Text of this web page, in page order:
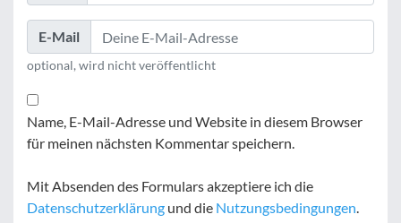
E-Mail
optional, wird nicht veröffentlicht
Name, E-Mail-Adresse und Website in diesem Browser
für meinen nächsten Kommentar speichern.
Mit Absenden des Formulars akzeptiere ich die
Datenschutzerklärung und die Nutzungsbedingungen.